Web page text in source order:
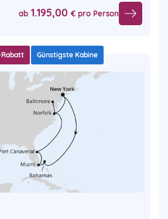
ab 1.195,00 € pro Person
Günstigste Kabine